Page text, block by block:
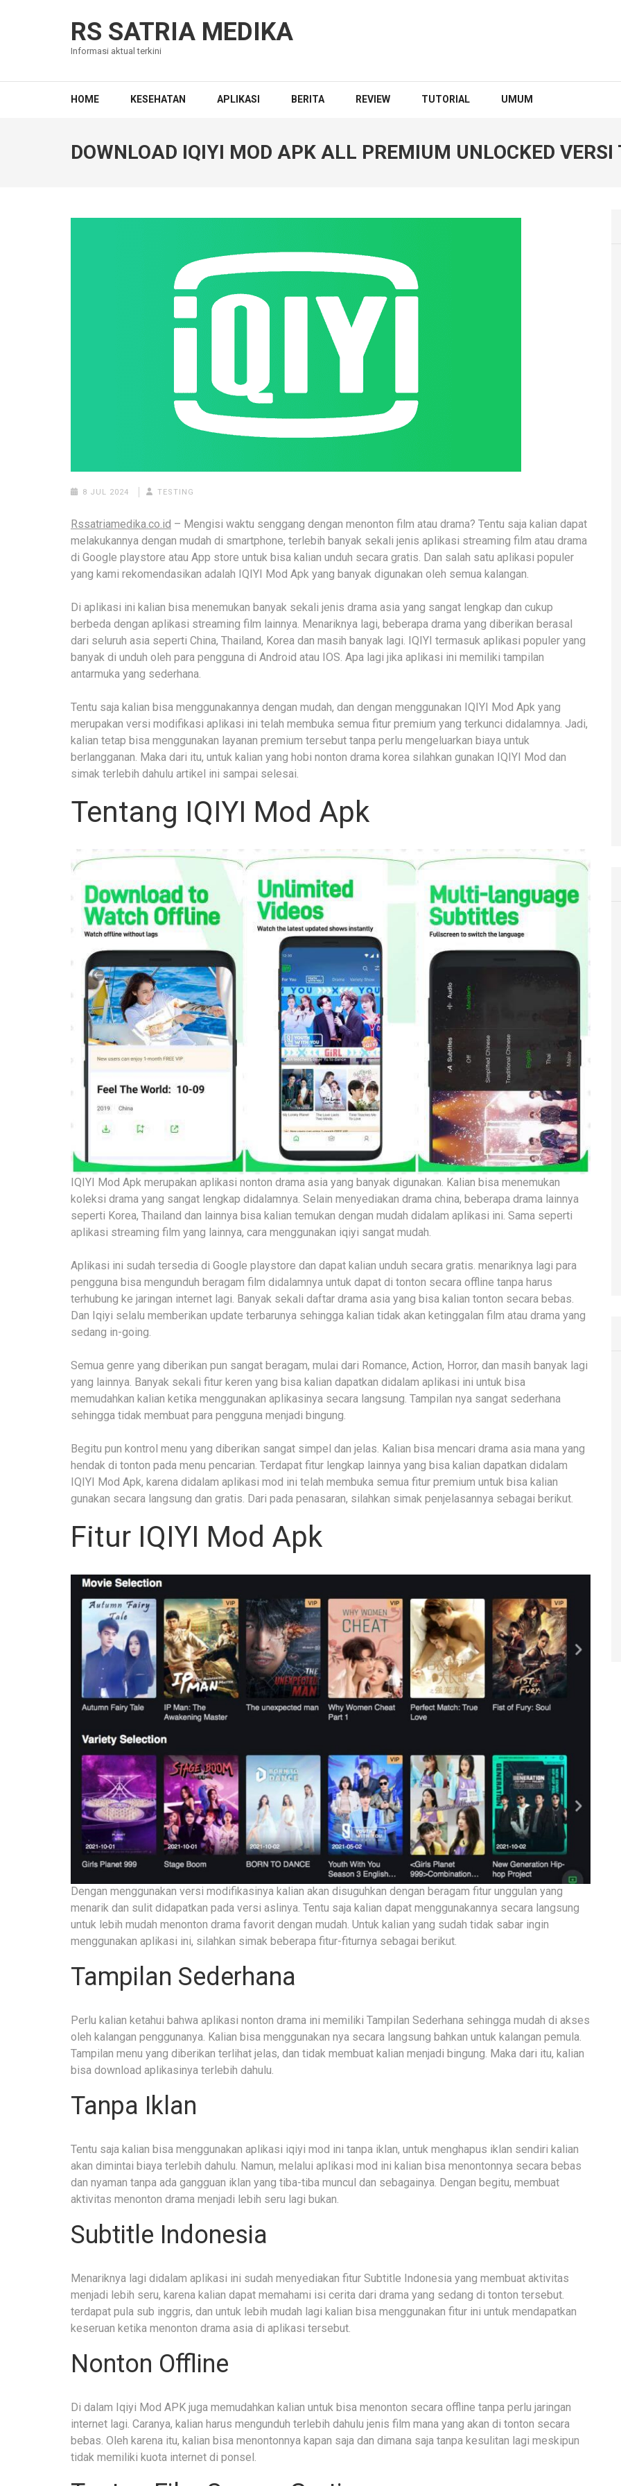
RS SATRIA MEDIKA
Informasi aktual terkini
HOME KESEHATAN APLIKASI BERITA REVIEW TUTORIAL UMUM
DOWNLOAD IQIYI MOD APK ALL PREMIUM UNLOCKED VERSI
8 JUL 2024 TESTING
Rssatriamedika.co.id – Mengisi waktu senggang dengan menonton film atau drama? Tentu saja kalian dapat
melakukannya dengan mudah di smartphone, terlebih banyak sekali jenis aplikasi streaming film atau drama
di Google playstore atau App store untuk bisa kalian unduh secara gratis. Dan salah satu aplikasi populer
yang kami rekomendasikan adalah IQIYI Mod Apk yang banyak digunakan oleh semua kalangan.
Di aplikasi ini kalian bisa menemukan banyak sekali jenis drama asia yang sangat lengkap dan cukup
berbeda dengan aplikasi streaming film lainnya. Menariknya lagi, beberapa drama yang diberikan berasal
dari seluruh asia seperti China, Thailand, Korea dan masih banyak lagi. IQIYI termasuk aplikasi populer yang
banyak di unduh oleh para pengguna di Android atau IOS. Apa lagi jika aplikasi ini memiliki tampilan
antarmuka yang sederhana.
Tentu saja kalian bisa menggunakannya dengan mudah, dan dengan menggunakan IQIYI Mod Apk yang
merupakan versi modifikasi aplikasi ini telah membuka semua fitur premium yang terkunci didalamnya. Jadi,
kalian tetap bisa menggunakan layanan premium tersebut tanpa perlu mengeluarkan biaya untuk
berlangganan. Maka dari itu, untuk kalian yang hobi nonton drama korea silahkan gunakan IQIYI Mod dan
simak terlebih dahulu artikel ini sampai selesai.
Tentang IQIYI Mod Apk
IQIYI Mod Apk merupakan aplikasi nonton drama asia yang banyak digunakan. Kalian bisa menemukan
koleksi drama yang sangat lengkap didalamnya. Selain menyediakan drama china, beberapa drama lainnya
seperti Korea, Thailand dan lainnya bisa kalian temukan dengan mudah didalam aplikasi ini. Sama seperti
aplikasi streaming film yang lainnya, cara menggunakan iqiyi sangat mudah.
Aplikasi ini sudah tersedia di Google playstore dan dapat kalian unduh secara gratis. menariknya lagi para
pengguna bisa mengunduh beragam film didalamnya untuk dapat di tonton secara offline tanpa harus
terhubung ke jaringan internet lagi. Banyak sekali daftar drama asia yang bisa kalian tonton secara bebas.
Dan Iqiyi selalu memberikan update terbarunya sehingga kalian tidak akan ketinggalan film atau drama yang
sedang in-going.
Semua genre yang diberikan pun sangat beragam, mulai dari Romance, Action, Horror, dan masih banyak lagi
yang lainnya. Banyak sekali fitur keren yang bisa kalian dapatkan didalam aplikasi ini untuk bisa
memudahkan kalian ketika menggunakan aplikasinya secara langsung. Tampilan nya sangat sederhana
sehingga tidak membuat para pengguna menjadi bingung.
Begitu pun kontrol menu yang diberikan sangat simpel dan jelas. Kalian bisa mencari drama asia mana yang
hendak di tonton pada menu pencarian. Terdapat fitur lengkap lainnya yang bisa kalian dapatkan didalam
IQIYI Mod Apk, karena didalam aplikasi mod ini telah membuka semua fitur premium untuk bisa kalian
gunakan secara langsung dan gratis. Dari pada penasaran, silahkan simak penjelasannya sebagai berikut.
Fitur IQIYI Mod Apk
Dengan menggunakan versi modifikasinya kalian akan disuguhkan dengan beragam fitur unggulan yang
menarik dan sulit didapatkan pada versi aslinya. Tentu saja kalian dapat menggunakannya secara langsung
untuk lebih mudah menonton drama favorit dengan mudah. Untuk kalian yang sudah tidak sabar ingin
menggunakan aplikasi ini, silahkan simak beberapa fitur-fiturnya sebagai berikut.
Tampilan Sederhana
Perlu kalian ketahui bahwa aplikasi nonton drama ini memiliki Tampilan Sederhana sehingga mudah di akses
oleh kalangan penggunanya. Kalian bisa menggunakan nya secara langsung bahkan untuk kalangan pemula.
Tampilan menu yang diberikan terlihat jelas, dan tidak membuat kalian menjadi bingung. Maka dari itu, kalian
bisa download aplikasinya terlebih dahulu.
Tanpa Iklan
Tentu saja kalian bisa menggunakan aplikasi iqiyi mod ini tanpa iklan, untuk menghapus iklan sendiri kalian
akan dimintai biaya terlebih dahulu. Namun, melalui aplikasi mod ini kalian bisa menontonnya secara bebas
dan nyaman tanpa ada gangguan iklan yang tiba-tiba muncul dan sebagainya. Dengan begitu, membuat
aktivitas menonton drama menjadi lebih seru lagi bukan.
Subtitle Indonesia
Menariknya lagi didalam aplikasi ini sudah menyediakan fitur Subtitle Indonesia yang membuat aktivitas
menjadi lebih seru, karena kalian dapat memahami isi cerita dari drama yang sedang di tonton tersebut.
terdapat pula sub inggris, dan untuk lebih mudah lagi kalian bisa menggunakan fitur ini untuk mendapatkan
keseruan ketika menonton drama asia di aplikasi tersebut.
Nonton Offline
Di dalam Iqiyi Mod APK juga memudahkan kalian untuk bisa menonton secara offline tanpa perlu jaringan
internet lagi. Caranya, kalian harus mengunduh terlebih dahulu jenis film mana yang akan di tonton secara
bebas. Oleh karena itu, kalian bisa menontonnya kapan saja dan dimana saja tanpa kesulitan lagi meskipun
tidak memiliki kuota internet di ponsel.